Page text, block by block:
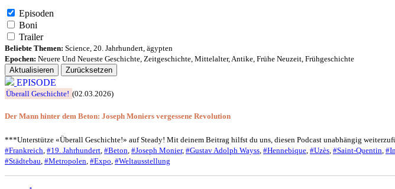
Episoden
Boni
Trailer
Beliebte Themen: Science 20. Jahrhundert ägypten
Epochen: Neuere Und Neueste Geschichte Zeitgeschichte Mittelalter, Antike Frühe Neuzeit Frühgeschichte
Aktualisieren
Zurücksetzen
EPISODE
Überall Geschichte! (02.03.2026)
Der Mann hinter dem Beton: Joseph Moniers vergessene Revolution
***Unterstütze «Überall Geschichte!» auf Steady! Mit deinem Beitrag hilfst du uns, diesen Podcast unabhängig
#Frankreich, #19. Jahrhundert, #Beton, #Joseph Monier, #Gustav Adolph Wayss, #Hennebique, #Uzès, #Saint-Quentin,
#Städtebau, #Metropolen, #Expo, #Weltausstellung